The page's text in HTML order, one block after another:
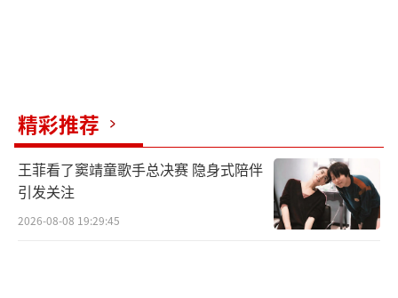
精彩推荐
王菲看了窦靖童歌手总决赛 隐身式陪伴
引发关注
2026-08-08 19:29:45